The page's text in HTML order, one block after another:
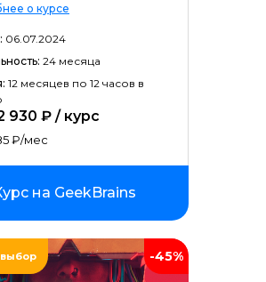
Длительность ↑
Длительность ↓
о курсе
06.07.2024
24 месяца
12 месяцев по 12 часов в
930 ₽ / курс
₽/мес
на GeekBrains
-45%